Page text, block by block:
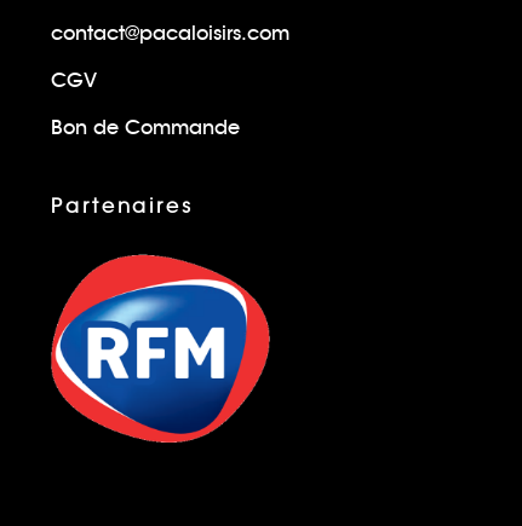
contact@pacaloisirs.com
CGV
Bon de Commande
Partenaires